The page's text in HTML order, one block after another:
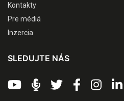
Kontakty
Pre médiá
Inzercia
SLEDUJTE NÁS